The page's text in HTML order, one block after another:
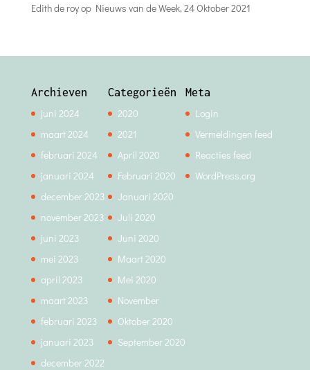
Edith de royop Nieuws van de Week, 24 Oktober 2021
Archieven
juni 2024
maart 2024
februari 2024
januari 2024
december 2023
november 2023
juni 2023
mei 2023
april 2023
maart 2023
februari 2023
januari 2023
december 2022
Categorieën
2020
2021
April 2020
Februari 2020
Januari 2020
Juli 2020
Juni 2020
Maart 2020
Mei 2020
November
Oktober 2020
September 2020
Meta
Login
Vermeldingen feed
Reacties feed
WordPress.org